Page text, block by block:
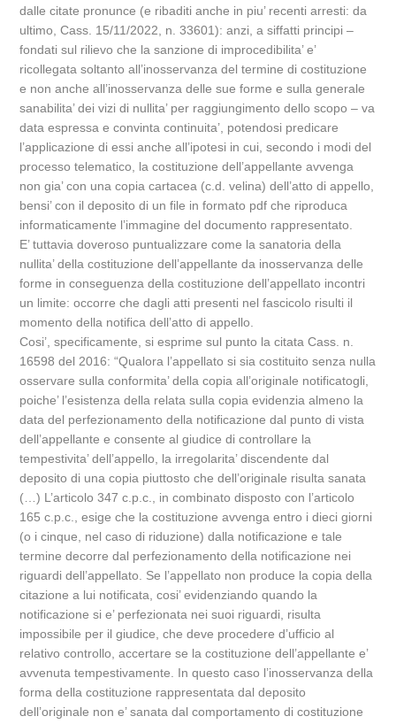
dalle citate pronunce (e ribaditi anche in piu’ recenti arresti: da
ultimo, Cass. 15/11/2022, n. 33601): anzi, a siffatti principi –
fondati sul rilievo che la sanzione di improcedibilita’ e’
ricollegata soltanto all’inosservanza del termine di costituzione
e non anche all’inosservanza delle sue forme e sulla generale
sanabilita’ dei vizi di nullita’ per raggiungimento dello scopo – va
data espressa e convinta continuita’, potendosi predicare
l’applicazione di essi anche all’ipotesi in cui, secondo i modi del
processo telematico, la costituzione dell’appellante avvenga
non gia’ con una copia cartacea (c.d. velina) dell’atto di appello,
bensi’ con il deposito di un file in formato pdf che riproduca
informaticamente l’immagine del documento rappresentato.
E’ tuttavia doveroso puntualizzare come la sanatoria della
nullita’ della costituzione dell’appellante da inosservanza delle
forme in conseguenza della costituzione dell’appellato incontri
un limite: occorre che dagli atti presenti nel fascicolo risulti il
momento della notifica dell’atto di appello.
Cosi’, specificamente, si esprime sul punto la citata Cass. n.
16598 del 2016: “Qualora l’appellato si sia costituito senza nulla
osservare sulla conformita’ della copia all’originale notificatogli,
poiche’ l’esistenza della relata sulla copia evidenzia almeno la
data del perfezionamento della notificazione dal punto di vista
dell’appellante e consente al giudice di controllare la
tempestivita’ dell’appello, la irregolarita’ discendente dal
deposito di una copia piuttosto che dell’originale risulta sanata
(…) L’articolo 347 c.p.c., in combinato disposto con l’articolo
165 c.p.c., esige che la costituzione avvenga entro i dieci giorni
(o i cinque, nel caso di riduzione) dalla notificazione e tale
termine decorre dal perfezionamento della notificazione nei
riguardi dell’appellato. Se l’appellato non produce la copia della
citazione a lui notificata, cosi’ evidenziando quando la
notificazione si e’ perfezionata nei suoi riguardi, risulta
impossibile per il giudice, che deve procedere d’ufficio al
relativo controllo, accertare se la costituzione dell’appellante e’
avvenuta tempestivamente. In questo caso l’inosservanza della
forma della costituzione rappresentata dal deposito
dell’originale non e’ sanata dal comportamento di costituzione